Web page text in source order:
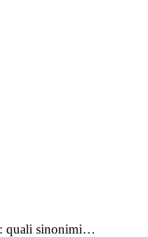
quali sinonimi…